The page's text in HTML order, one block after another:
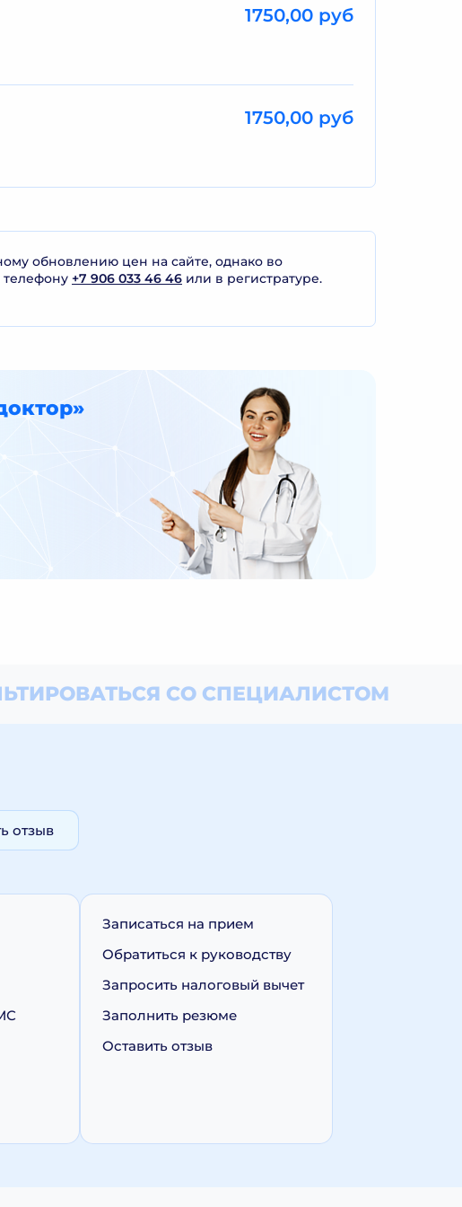
1750,00 руб
1750,00 руб
обновлению цен на сайте, однако во
+7 906 033 46 46 или в регистратуре.
СО СПЕЦИАЛИСТОМ
отзыв
Записаться на прием
Обратиться к руководству
Запросить налоговый вычет
Заполнить резюме
Оставить отзыв